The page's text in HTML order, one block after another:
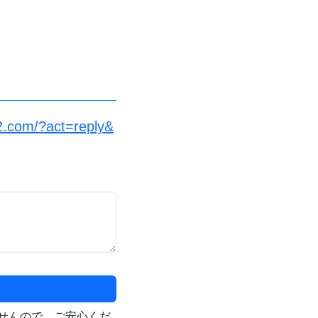
?act=reply&